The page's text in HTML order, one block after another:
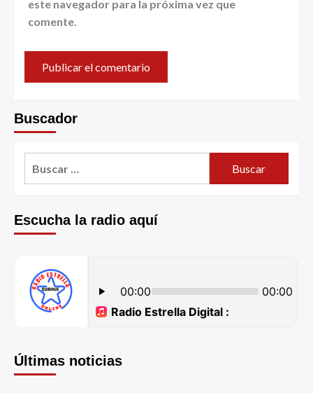
este navegador para la próxima vez que
comente.
Buscador
Escucha la radio aquí
Últimas noticias